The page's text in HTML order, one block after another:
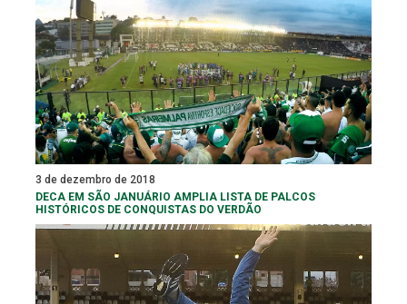
3 de dezembro de 2018
DECA EM SÃO JANUÁRIO AMPLIA LISTA DE PALCOS
HISTÓRICOS DE CONQUISTAS DO VERDÃO